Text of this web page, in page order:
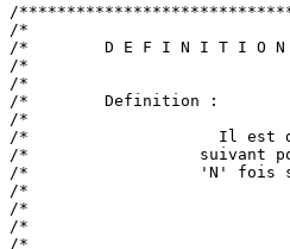
/
/*
/*        D E F I N I T I O N
/*
/*
/*        Definition :
/*
/*                    Il est
/*                  suivant
/*                  'N' fois
/*
/*
/*
/*